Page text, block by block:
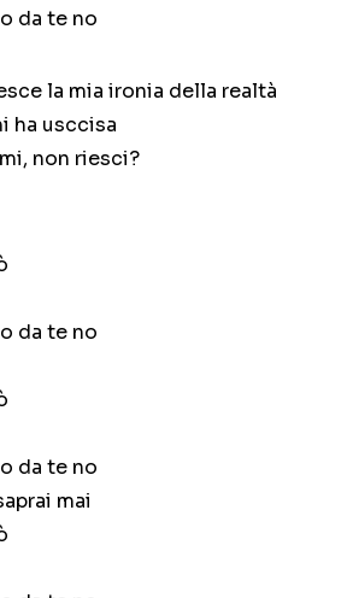
da te no
la mia ironia della realtà
ha usccisa
non riesci?
da te no
da te no
mai